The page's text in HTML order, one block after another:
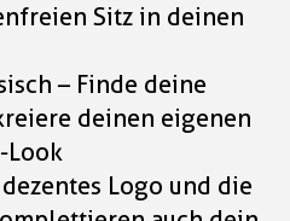
Sitz in deinen
– Finde deine
deinen eigenen
Look
Logo und die